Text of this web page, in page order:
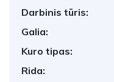
Darbinis tūris:
Galia:
Kuro tipas:
Rida: